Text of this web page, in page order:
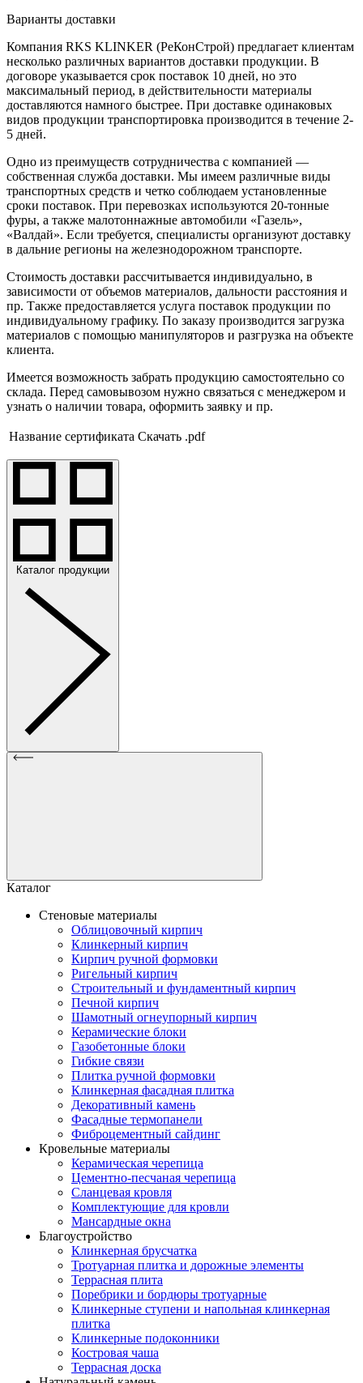
Варианты доставки
Компания RKS KLINKER (РеКонСтрой) предлагает клиентам
несколько различных вариантов доставки продукции. В
договоре указывается срок поставок 10 дней, но это
максимальный период, в действительности материалы
доставляются намного быстрее. При доставке одинаковых
видов продукции транспортировка производится в течение 2-
5 дней.
Одно из преимуществ сотрудничества с компанией —
собственная служба доставки. Мы имеем различные виды
транспортных средств и четко соблюдаем установленные
сроки поставок. При перевозках используются 20-тонные
фуры, а также малотоннажные автомобили «Газель»,
«Валдай». Если требуется, специалисты организуют доставку
в дальние регионы на железнодорожном транспорте.
Стоимость доставки рассчитывается индивидуально, в
зависимости от объемов материалов, дальности расстояния и
пр. Также предоставляется услуга поставок продукции по
индивидуальному графику. По заказу производится загрузка
материалов с помощью манипуляторов и разгрузка на объекте
клиента.
Имеется возможность забрать продукцию самостоятельно со
склада. Перед самовывозом нужно связаться с менеджером и
узнать о наличии товара, оформить заявку и пр.
Название сертификата Скачать .pdf
Каталог продукции
Каталог
Стеновые материалы
Облицовочный кирпич
Клинкерный кирпич
Кирпич ручной формовки
Ригельный кирпич
Строительный и фундаментный кирпич
Печной кирпич
Шамотный огнеупорный кирпич
Керамические блоки
Газобетонные блоки
Гибкие связи
Плитка ручной формовки
Клинкерная фасадная плитка
Декоративный камень
Фасадные термопанели
Фиброцементный сайдинг
Кровельные материалы
Керамическая черепица
Цементно-песчаная черепица
Сланцевая кровля
Комплектующие для кровли
Мансардные окна
Благоустройство
Клинкерная брусчатка
Тротуарная плитка и дорожные элементы
Террасная плита
Поребрики и бордюры тротуарные
Клинкерные ступени и напольная клинкерная
плитка
Клинкерные подоконники
Костровая чаша
Террасная доска